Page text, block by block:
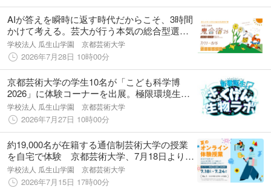
AIが答えを瞬時に返す時代だからこそ、3時間
かけて考える。芸大が行う本気の総合型選抜
対策「鬼合宿」 8月まで全国13都市で開催中
学校法人 瓜生山学園 京都芸術大学
2026年7月28日 10時00分
京都芸術大学の学生10名が「こども科学博
2026」に体験コーナーを出展。極限環境生物
の生存戦略をデザイン思考で学ぶ「きょくげ
ん生物ラボ」を企画
学校法人 瓜生山学園 京都芸術大学
2026年7月27日 10時00分
約19,000名が在籍する通信制芸術大学の授業
を自宅で体験 京都芸術大学、7月18日より
「夏のオンライン体験授業」を開催
学校法人 瓜生山学園 京都芸術大学
2026年7月15日 17時00分